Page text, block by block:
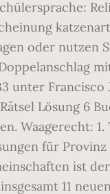
oder
unter
Lösung
Waagerecht:
für Provinz
ist
11